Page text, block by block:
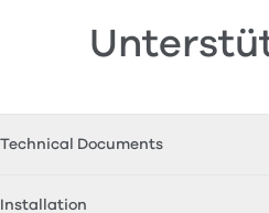
Technical Documents
Installation